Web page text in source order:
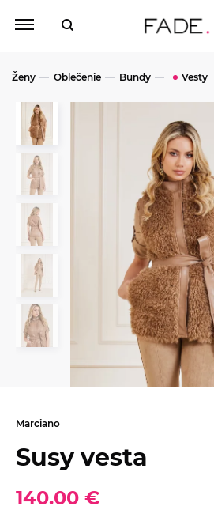
Ženy Oblečenie Bundy Vesty
Marciano
Susy vesta
140.00 €